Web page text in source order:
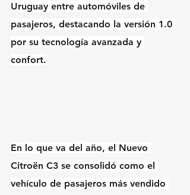
Uruguay entre automóviles de
pasajeros, destacando la versión 1.0
por su tecnología avanzada y
confort.
En lo que va del año, el Nuevo
Citroën C3 se consolidó como el
vehículo de pasajeros más vendido